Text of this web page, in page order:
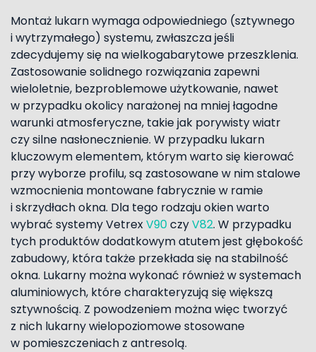
Montaż lukarn wymaga odpowiedniego (sztywnego
i wytrzymałego) systemu, zwłaszcza jeśli
zdecydujemy się na wielkogabarytowe przeszklenia.
Zastosowanie solidnego rozwiązania zapewni
wieloletnie, bezproblemowe użytkowanie, nawet
w przypadku okolicy narażonej na mniej łagodne
warunki atmosferyczne, takie jak porywisty wiatr
czy silne nasłonecznienie. W przypadku lukarn
kluczowym elementem, którym warto się kierować
przy wyborze profilu, są zastosowane w nim stalowe
wzmocnienia montowane fabrycznie w ramie
i skrzydłach okna. Dla tego rodzaju okien warto
wybrać systemy VetrexV90czyV82. W przypadku
tych produktów dodatkowym atutem jest głębokość
zabudowy, która także przekłada się na stabilność
okna. Lukarny można wykonać również w systemach
aluminiowych, które charakteryzują się większą
sztywnością. Z powodzeniem można więc tworzyć
z nich lukarny wielopoziomowe stosowane
w pomieszczeniach z antresolą.